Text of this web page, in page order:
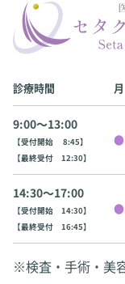
診療時間 月
9:00〜13:00
【受付開始 8:45】
【最終受付 12:30】
14:30〜17:00
【受付開始 14:30】
【最終受付 16:45】
※検査・手術・美